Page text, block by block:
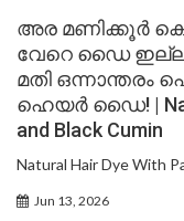
അര മണിക്കൂർ
വേറെ ഡൈ ഇല്ല!
മതി ഒന്നാന്തരം
ഹെയർ ഡൈ! |
and Black Cumin
Natural Hair Dye With
Jun 13, 2026